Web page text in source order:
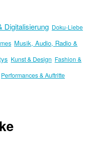
Digitalisierung Doku-Liebe
Musik, Audio, Radio &
Kunst & Design Fashion &
Performances & Auftritte